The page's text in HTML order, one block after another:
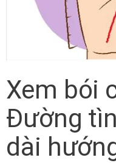
Xem bói
Đường
dài